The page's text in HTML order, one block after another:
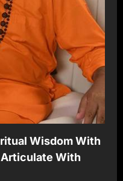
Wisdom With
Articulate With